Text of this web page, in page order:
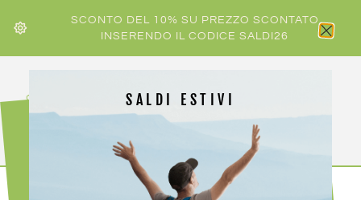
SCONTO DEL 10% SU PREZZO SCONTATO
INSERENDO IL CODICE SALDI26
SALDI ESTIVI